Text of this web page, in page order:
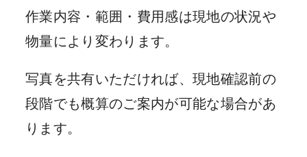
作業内容・範囲・費用感は現地の状況や
物量により変わります。
写真を共有いただければ、現地確認前の
段階でも概算のご案内が可能な場合があ
ります。